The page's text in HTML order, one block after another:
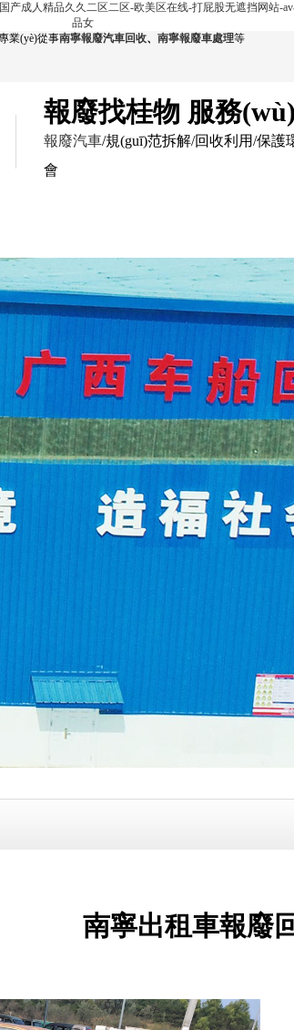
成人精品久久二区二区-欧美区在线-打屁股无遮挡网站-
品女
業(yè)從事南寧報廢汽車回收、 南寧報廢車處理等
報廢找桂物 服務
報廢汽車/規(guī)范拆解/回收利用/保護
會
南寧出租車報廢